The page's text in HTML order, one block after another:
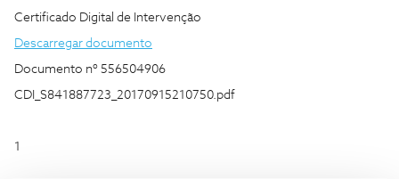
Certificado Digital de Intervenção
Descarregar documento
Documento nº 556504906
CDI_S841887723_20170915210750.pdf
1